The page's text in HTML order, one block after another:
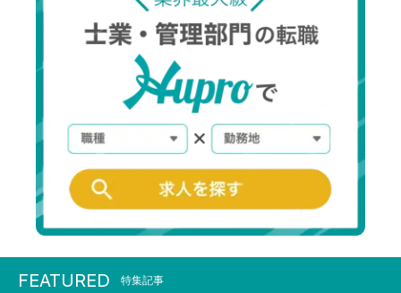
FEATURED 特集記事